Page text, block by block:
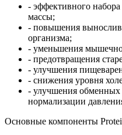
- эффективного
массы;
- повышения
организма;
- уменьшения
- предотвращения
- улучшения
- снижения уровня
- улучшения обменных
нормализации
Основные компоненты